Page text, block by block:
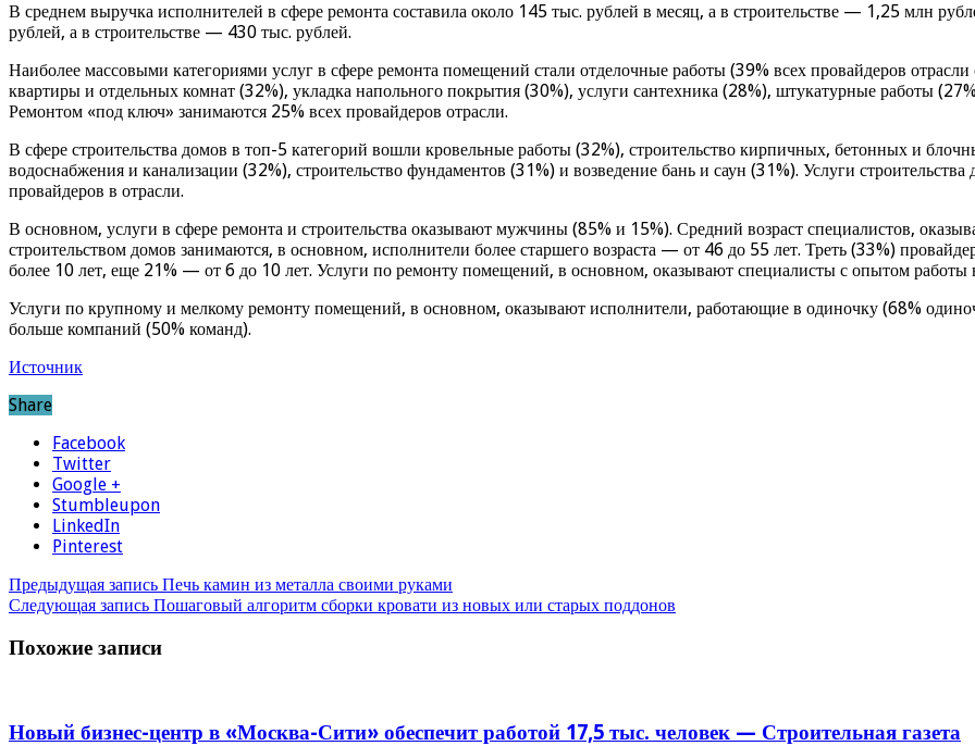
В среднем выручка исполнителей в сфере ремонта составила около 145 тыс. рублей в месяц, а в строительстве — 1,25 млн
рублей, а в строительстве — 430 тыс. рублей.
Наиболее массовыми категориями услуг в сфере ремонта помещений стали отделочные работы (39% всех провайдеров
квартиры и отдельных комнат (32%), укладка напольного покрытия (30%), услуги сантехника (28%), штукатурные работы
Ремонтом «под ключ» занимаются 25% всех провайдеров отрасли.
В сфере строительства домов в топ-5 категорий вошли кровельные работы (32%), строительство кирпичных, бетонных и
водоснабжения и канализации (32%), строительство фундаментов (31%) и возведение бань и саун (31%). Услуги
провайдеров в отрасли.
В основном, услуги в сфере ремонта и строительства оказывают мужчины (85% и 15%). Средний возраст специалистов,
строительством домов занимаются, в основном, исполнители более старшего возраста — от 46 до 55 лет. Треть (33%)
более 10 лет, еще 21% — от 6 до 10 лет. Услуги по ремонту помещений, в основном, оказывают специалисты с опытом работы
Услуги по крупному и мелкому ремонту помещений, в основном, оказывают исполнители, работающие в одиночку (68%
больше компаний (50% команд).
Источник
Share
Facebook
Twitter
Google +
Stumbleupon
LinkedIn
Pinterest
Предыдущая запись Печь камин из металла своими руками
Следующая запись Пошаговый алгоритм сборки кровати из новых или старых поддонов
Похожие записи
Новый бизнес-центр в «Москва-Сити» обеспечит работой 17,5 тыс. человек — Строительная газета